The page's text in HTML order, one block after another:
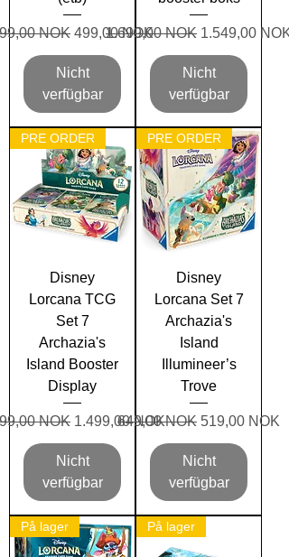
NOK Sale-Preis
499,00 NOK
Nicht
verfügbar
Standardpreis
1.699,00 NOK Sale-Preis
1.549,00 NOK
Nicht
verfügbar
PRE ORDER
Disney
Lorcana TCG
Set 7
Archazia's
Island Booster
Display
NOK Sale-Preis
1.499,00 NOK
Nicht
verfügbar
PRE ORDER
Disney
Lorcana Set 7
Archazia's
Island
Illumineer’s
Trove
Standardpreis
649,00 NOK Sale-Preis
519,00 NOK
Nicht
verfügbar
På lager På lager